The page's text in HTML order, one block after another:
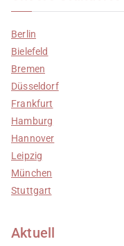
Berlin
Bielefeld
Bremen
Düsseldorf
Frankfurt
Hamburg
Hannover
Leipzig
München
Stuttgart
Aktuell